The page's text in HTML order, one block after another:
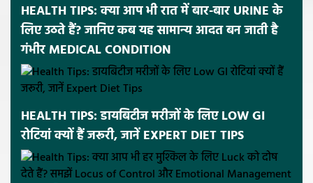
HEALTH TIPS: क्या आप भी रात में बार-बार URINE के
लिए उठते हैं? जानिए कब यह सामान्य आदत बन जाती है
गंभीर MEDICAL CONDITION
HEALTH TIPS: डायबिटीज मरीजों के लिए LOW GI
रोटियां क्यों हैं जरूरी, जानें EXPERT DIET TIPS